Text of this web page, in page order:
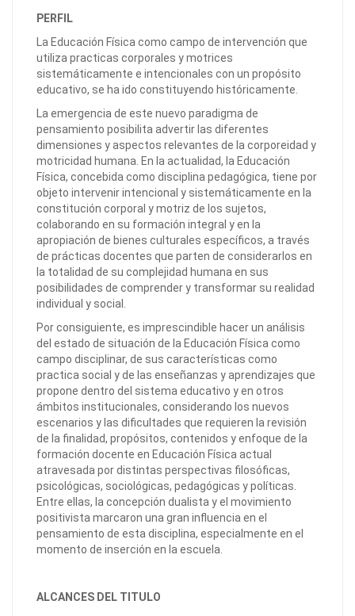
PERFIL
La Educación Física como campo de intervención que
utiliza practicas corporales y motrices
sistemáticamente e intencionales con un propósito
educativo, se ha ido constituyendo históricamente.
La emergencia de este nuevo paradigma de
pensamiento posibilita advertir las diferentes
dimensiones y aspectos relevantes de la corporeidad y
motricidad humana. En la actualidad, la Educación
Física, concebida como disciplina pedagógica, tiene por
objeto intervenir intencional y sistemáticamente en la
constitución corporal y motriz de los sujetos,
colaborando en su formación integral y en la
apropiación de bienes culturales específicos, a través
de prácticas docentes que parten de considerarlos en
la totalidad de su complejidad humana en sus
posibilidades de comprender y transformar su realidad
individual y social.
Por consiguiente, es imprescindible hacer un análisis
del estado de situación de la Educación Física como
campo disciplinar, de sus características como
practica social y de las enseñanzas y aprendizajes que
propone dentro del sistema educativo y en otros
ámbitos institucionales, considerando los nuevos
escenarios y las dificultades que requieren la revisión
de la finalidad, propósitos, contenidos y enfoque de la
formación docente en Educación Física actual
atravesada por distintas perspectivas filosóficas,
psicológicas, sociológicas, pedagógicas y políticas.
Entre ellas, la concepción dualista y el movimiento
positivista marcaron una gran influencia en el
pensamiento de esta disciplina, especialmente en el
momento de inserción en la escuela.
ALCANCES DEL TITULO